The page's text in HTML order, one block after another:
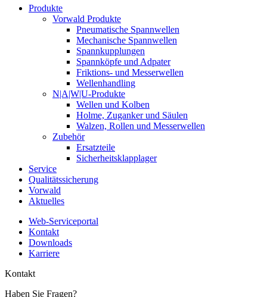
Produkte
Vorwald Produkte
Pneumatische Spannwellen
Mechanische Spannwellen
Spannkupplungen
Spannköpfe und Adpater
Friktions- und Messerwellen
Wellenhandling
N|A|W|U-Produkte
Wellen und Kolben
Holme, Zuganker und Säulen
Walzen, Rollen und Messerwellen
Zubehör
Ersatzteile
Sicherheitsklapplager
Service
Qualitätssicherung
Vorwald
Aktuelles
Web-Serviceportal
Kontakt
Downloads
Karriere
Kontakt
Haben Sie Fragen?